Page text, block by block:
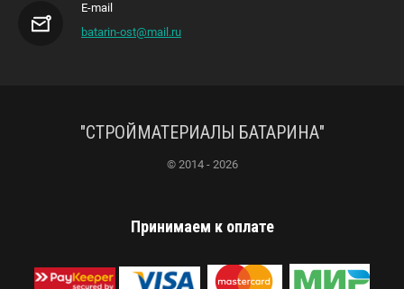
E-mail
batarin-ost@mail.ru
"СТРОЙМАТЕРИАЛЫ БАТАРИНА"
© 2014 - 2026
Принимаем к оплате